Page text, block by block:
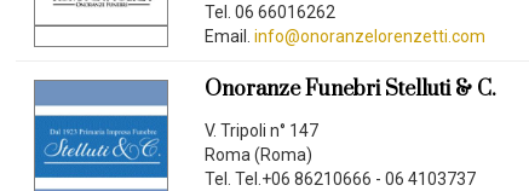
Tel. 06 66016262
Email. info@onoranzelorenzetti.com
Onoranze Funebri Stelluti & C.
V. Tripoli n° 147
Roma (Roma)
Tel. Tel.+06 86210666 - 06 4103737